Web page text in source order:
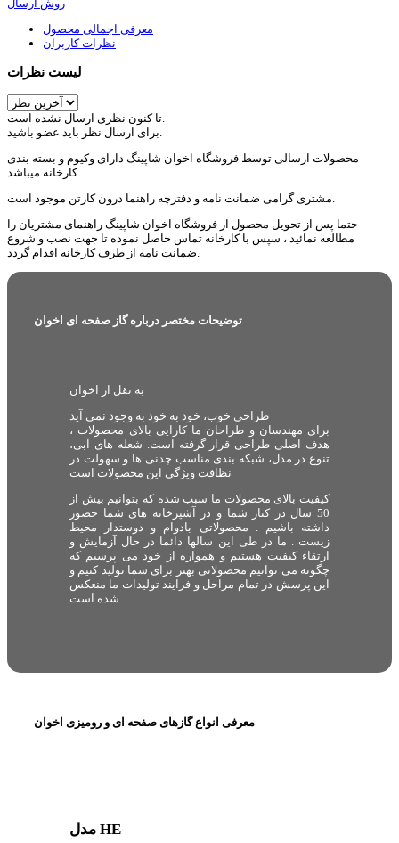
روش ارسال
معرفی اجمالی محصول
نظرات کاربران
لیست نظرات
محصولات ارسالی توسط فروشگاه اخوان شاپینگ دارای وکیوم و بسته بندی
کارخانه میباشد .
حتما پس از تحویل محصول از فروشگاه اخوان شاپینگ راهنمای مشتریان را
مطالعه نمائید ، سپس با کارخانه تماس حاصل نموده تا جهت نصب و شروع
توضیحات مختصر درباره گاز صفحه ای اخوان
به نقل از اخوان
طراحی خوب، خود به خود به وجود نمی آید
برای مهندسان و طراحان ما کارایی بالای محصولات ،
هدف اصلی طراحی قرار گرفته است. شعله های آبی،
تنوع در مدل، شبکه بندی مناسب چدنی ها و سهولت در
نظافت ویژگی این محصولات است
کیفیت بالای محصولات ما سبب شده که بتوانیم بیش از
50 سال در کنار شما و در آشپزخانه های شما حضور
داشته باشیم . محصولاتی بادوام و دوستدار محیط
زیست . ما در طی این سالها دائما در حال آزمایش و
ارتقاء کیفیت هستیم و همواره از خود می پرسیم که
چگونه می توانیم محصولاتی بهتر برای شما تولید کنیم و
این پرسش در تمام مراحل و فرایند تولیدات ما منعکس
شده است.
معرفی انواع گازهای صفحه ای و رومیزی اخوان
مدل HE